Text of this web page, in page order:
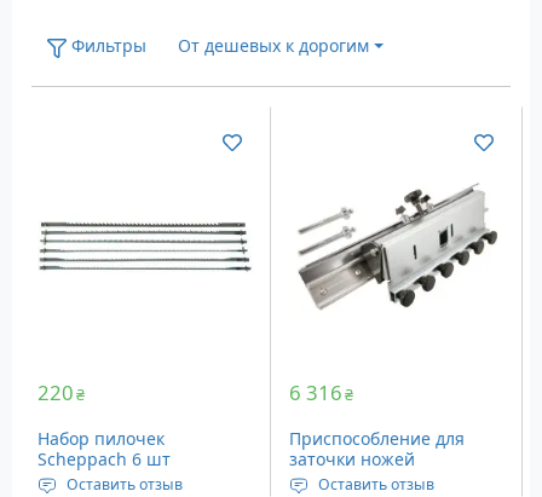
Фильтры От дешевых к дорогим
220₴
Набор пилочек
Scheppach 6 шт
(‎88000013)
Оставить отзыв
6 316₴
Приспособление для
заточки ножей
Scheppach JIG320
Оставить отзыв